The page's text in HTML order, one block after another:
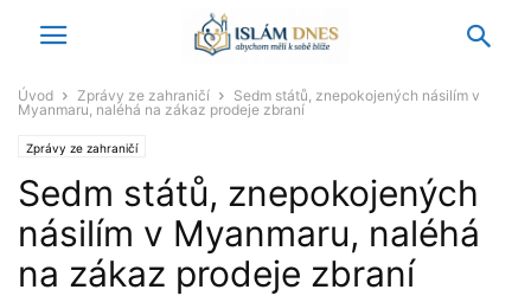
Úvod Zprávy ze zahraničí
Sedm států, znepokojených násilím v
Myanmaru, naléhá na zákaz prodeje zbraní
Zprávy ze zahraničí
Sedm států, znepokojených
násilím v Myanmaru, naléhá
na zákaz prodeje zbraní